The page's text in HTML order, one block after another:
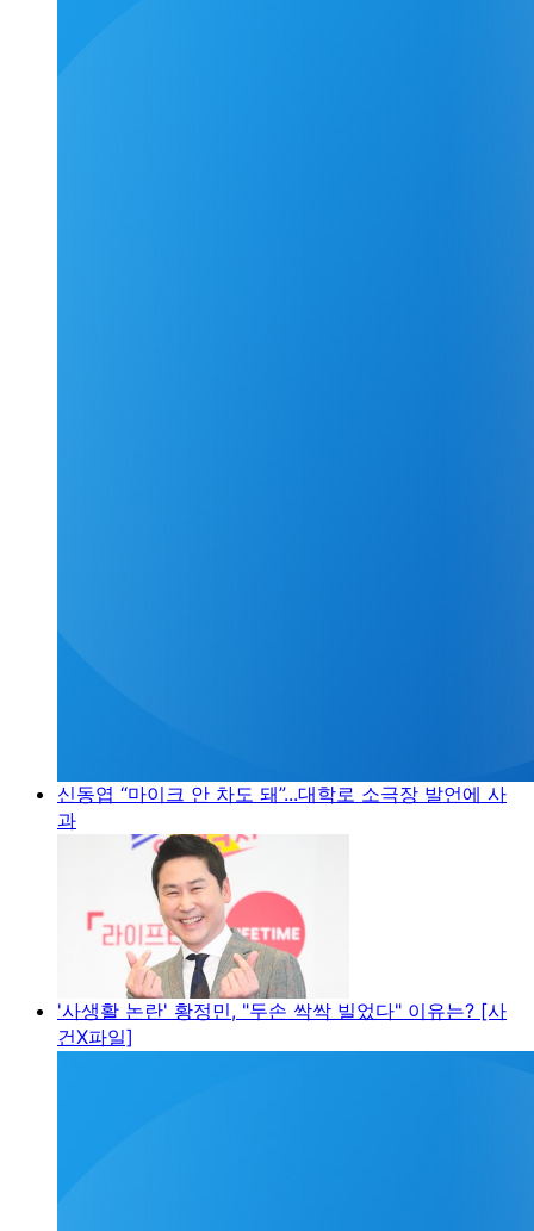
신동엽 “마이크 안 차도 돼”...대학로 소극장 발언에 사
과
'사생활 논란' 황정민, "두손 싹싹 빌었다" 이유는? [사
건X파일]